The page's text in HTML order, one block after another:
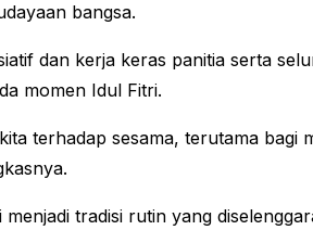
bangsa.
dan kerja keras panitia serta
momen Idul Fitri.
terhadap sesama, terutama
menjadi tradisi rutin yang